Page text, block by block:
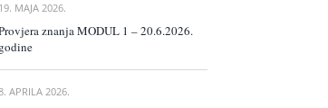
19. MAJA 2026.
znanja MODUL 1 – 20.6.2026.
godine
APRILA 2026.